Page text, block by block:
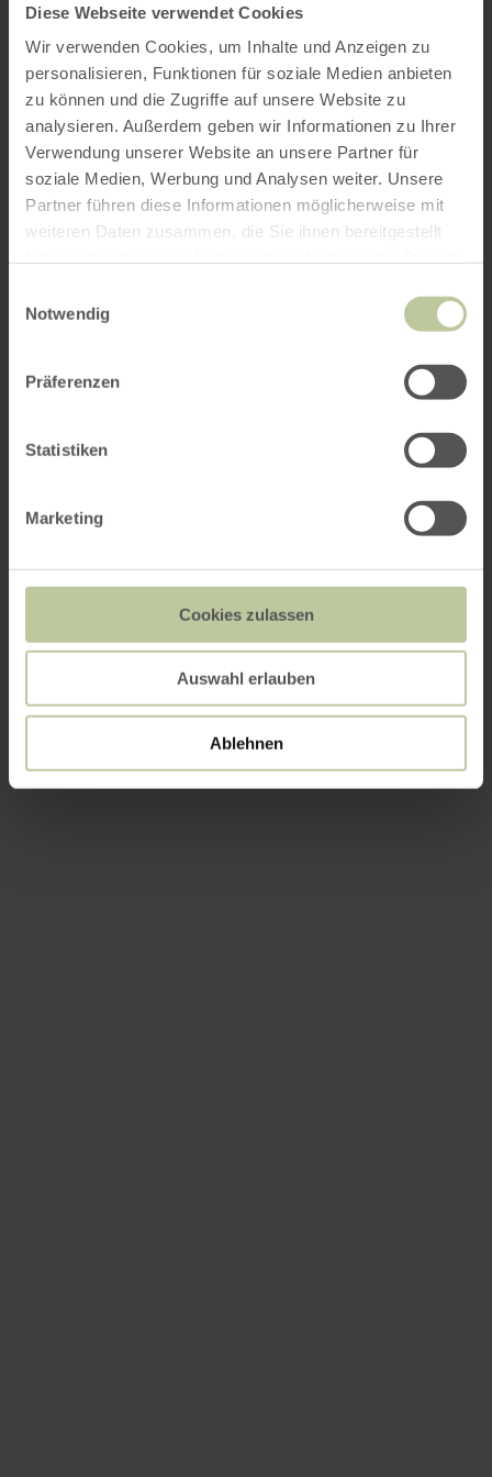
Diese Webseite verwendet Cookies
Wir verwenden Cookies, um Inhalte und Anzeigen zu
personalisieren, Funktionen für soziale Medien anbieten
zu können und die Zugriffe auf unsere Website zu
analysieren. Außerdem geben wir Informationen zu Ihrer
Verwendung unserer Website an unsere Partner für
soziale Medien, Werbung und Analysen weiter. Unsere
Partner führen diese Informationen möglicherweise mit
weiteren Daten zusammen, die Sie ihnen bereitgestellt
Notwendig
Präferenzen
Statistiken
Marketing
Cookies zulassen
Auswahl erlauben
Ablehnen